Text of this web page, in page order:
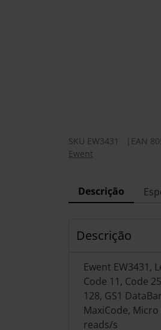
SKU EW3431 EAN
Ewent
Descrição
Descrição
Ewent EW3431,
Code 11, Code
128, GS1
MaxiCode, Micro
reads/s